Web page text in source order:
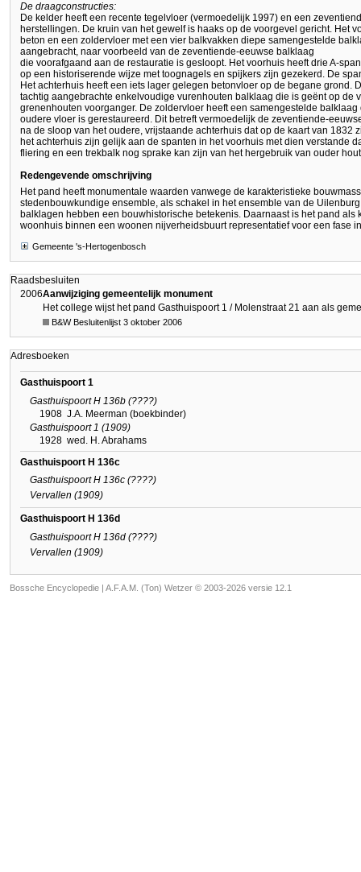
De draagconstructies:
De kelder heeft een recente tegelvloer (vermoedelijk 1997) en een
herstellingen. De kruin van het gewelf is haaks op de voorgevel gericht. Het
beton en een zoldervloer met een vier balkvakken diepe samengestelde
aangebracht, naar voorbeeld van de zeventiende-eeuwse balklaag
die voorafgaand aan de restauratie is gesloopt. Het voorhuis heeft drie A-
op een historiserende wijze met toognagels en spijkers zijn gezekerd. De
Het achterhuis heeft een iets lager gelegen betonvloer op de begane grond.
tachtig aangebrachte enkelvoudige vurenhouten balklaag die is geënt op de
grenenhouten voorganger. De zoldervloer heeft een samengestelde
oudere vloer is gerestaureerd. Dit betreft vermoedelijk de zeventiende-
na de sloop van het oudere, vrijstaande achterhuis dat op de kaart van 1832
het achterhuis zijn gelijk aan de spanten in het voorhuis met dien verstande
fliering en een trekbalk nog sprake kan zijn van het hergebruik van ouder
Redengevende omschrijving
Het pand heeft monumentale waarden vanwege de karakteristieke
stedenbouwkundige ensemble, als schakel in het ensemble van de
balklagen hebben een bouwhistorische betekenis. Daarnaast is het pand
woonhuis binnen een woonen nijverheidsbuurt representatief voor een fase
Gemeente 's-Hertogenbosch
Raadsbesluiten
2006Aanwijziging gemeentelijk monument
Het college wijst het pand Gasthuispoort 1 / Molenstraat 21 aan als
B&W Besluitenlijst 3 oktober 2006
Adresboeken
Gasthuispoort 1
Gasthuispoort H 136b (????)
1908 J.A. Meerman (boekbinder)
Gasthuispoort 1 (1909)
1928 wed. H. Abrahams
Gasthuispoort H 136c
Gasthuispoort H 136c (????)
Vervallen (1909)
Gasthuispoort H 136d
Gasthuispoort H 136d (????)
Vervallen (1909)
Bossche Encyclopedie | A.F.A.M. (Ton) Wetzer © 2003-2026 versie 12.1